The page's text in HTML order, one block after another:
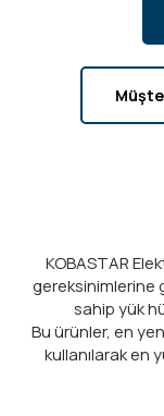
KOBASTAR
gereksinimlerine
sahip yük
Bu ürünler, en
kullanılarak en